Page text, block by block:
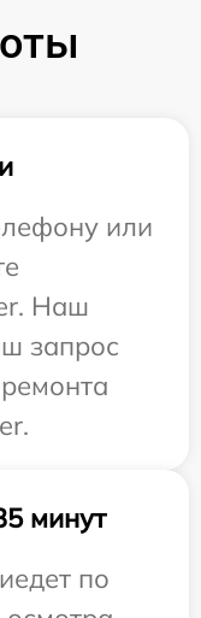
или
Наш
запрос
минут
по